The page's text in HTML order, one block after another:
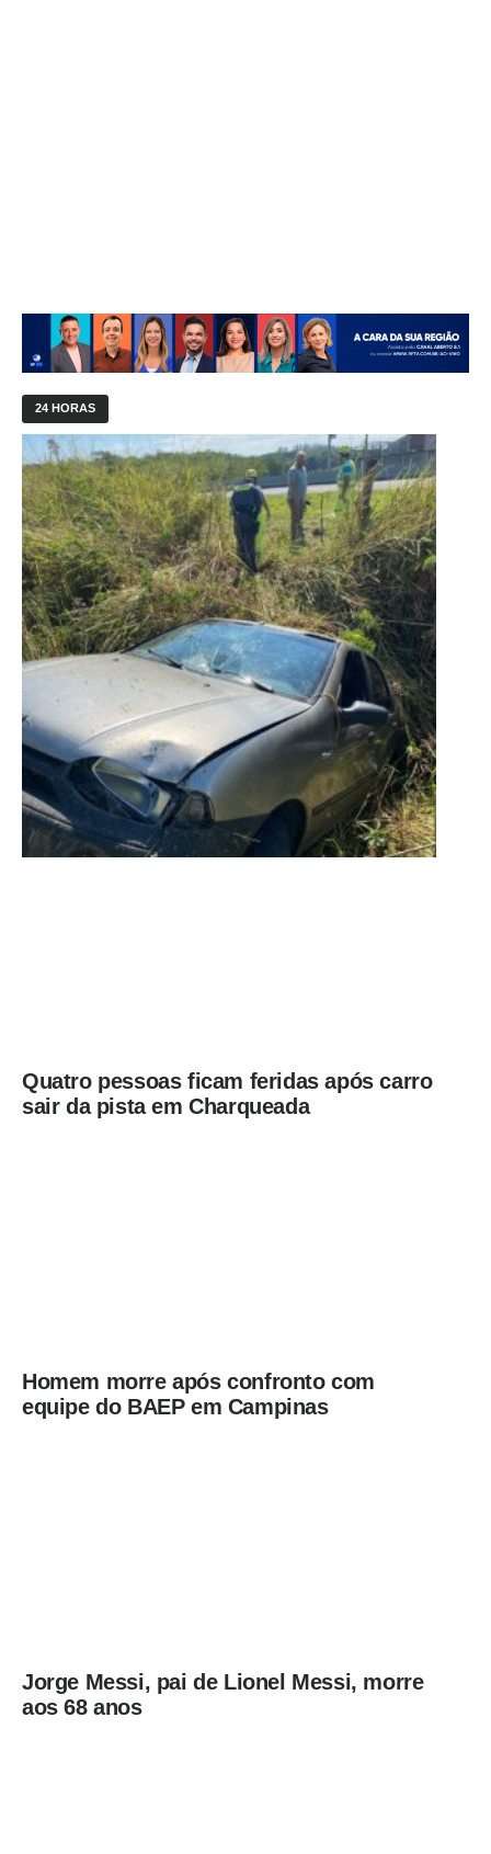
24 HORAS
Quatro pessoas ficam feridas após carro
sair da pista em Charqueada
Homem morre após confronto com
equipe do BAEP em Campinas
Jorge Messi, pai de Lionel Messi, morre
aos 68 anos